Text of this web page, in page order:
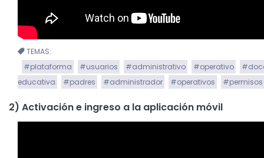
TEMAS:
#plataforma
#usuarios #administrativo #operativo
educativa
#padres #administrador #operativos #permisos
2) Activación e ingreso a la aplicación móvil